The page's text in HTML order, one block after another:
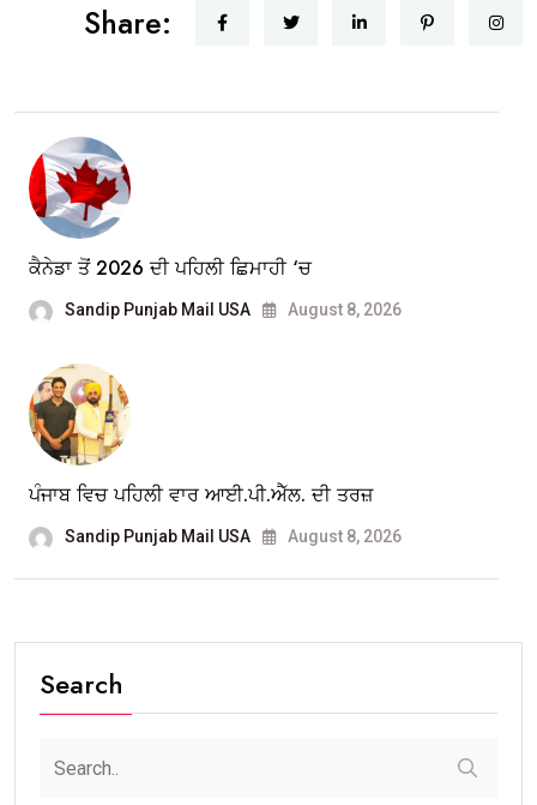
Share:
ਕੈਨੇਡਾ ਤੋਂ 2026 ਦੀ ਪਹਿਲੀ ਛਿਮਾਹੀ ‘ਚ
Sandip Punjab Mail USA August 8, 2026
ਪੰਜਾਬ ਵਿਚ ਪਹਿਲੀ ਵਾਰ ਆਈ.ਪੀ.ਐੱਲ. ਦੀ ਤਰਜ਼
Sandip Punjab Mail USA August 8, 2026
Search